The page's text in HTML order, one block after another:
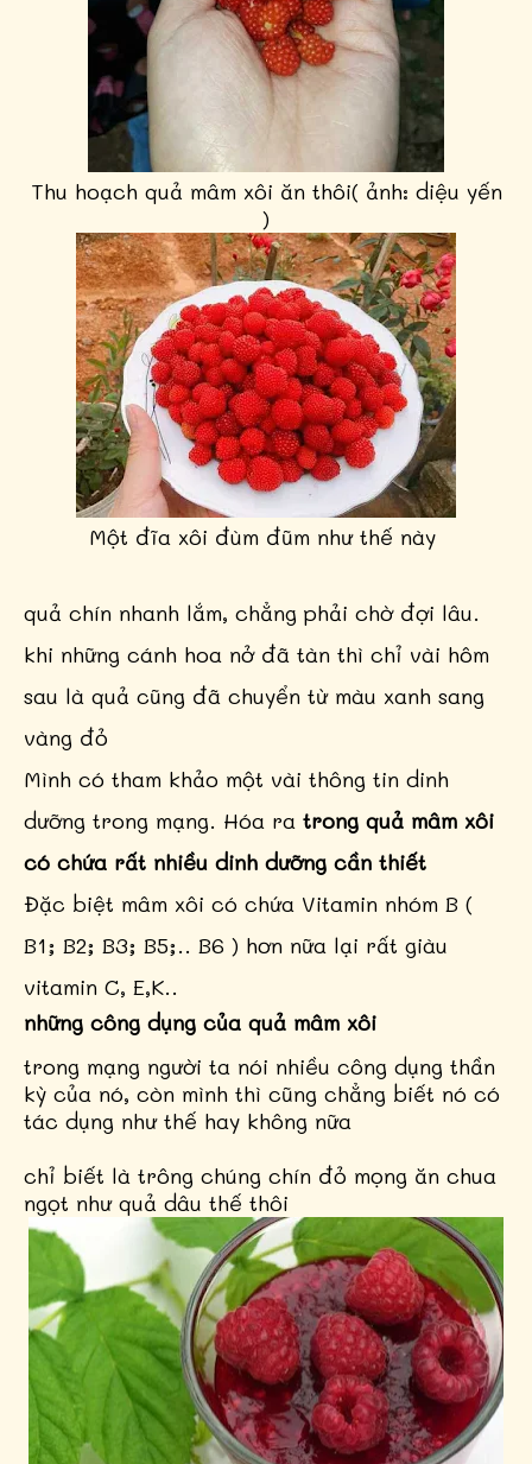
Thu hoạch quả mâm xôi ăn thôi( ảnh: diệu yến
)
Một đĩa xôi đùm đũm như thế này
quả chín nhanh lắm, chẳng phải chờ đợi lâu.
khi những cánh hoa nở đã tàn thì chỉ vài hôm
sau là quả cũng đã chuyển từ màu xanh sang
vàng đỏ
Mình có tham khảo một vài thông tin dinh
dưỡng trong mạng. Hóa ra trong quả mâm xôi
có chứa rất nhiều dinh dưỡng cần thiết
Đặc biệt mâm xôi có chứa Vitamin nhóm B (
B1; B2; B3; B5;.. B6 ) hơn nữa lại rất giàu
vitamin C, E,K..
những công dụng của quả mâm xôi
trong mạng người ta nói nhiều công dụng thần
kỳ của nó, còn mình thì cũng chẳng biết nó có
tác dụng như thế hay không nữa
chỉ biết là trông chúng chín đỏ mọng ăn chua
ngọt như quả dâu thế thôi